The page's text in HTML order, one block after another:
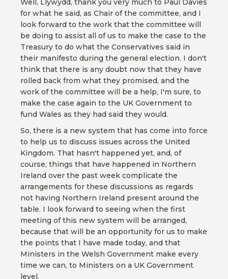
Well, Llywydd, thank you very much to Paul Davies
for what he said, as Chair of the committee, and I
look forward to the work that the committee will
be doing to assist all of us to make the case to the
Treasury to do what the Conservatives said in
their manifesto during the general election. I don't
think that there is any doubt now that they have
rolled back from what they promised, and the
work of the committee will be a help, I'm sure, to
make the case again to the UK Government to
fund Wales as they had said they would.
So, there is a new system that has come into force
to help us to discuss issues across the United
Kingdom. That hasn't happened yet, and, of
course, things that have happened in Northern
Ireland over the past week complicate the
arrangements for these discussions as regards
not having Northern Ireland present around the
table. I look forward to seeing when the first
meeting of this new system will be arranged,
because that will be an opportunity for us to make
the points that I have made today, and that
Ministers in the Welsh Government make every
time we can, to Ministers on a UK Government
level.